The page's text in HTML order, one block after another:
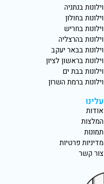
וילונות בנתניה
וילונות בחולון
וילונות בחריש
וילונות בהרצליה
וילונות בבאר יעקב
וילונות בראשון לציון
וילונות בבת ים
וילונות ברמת השרון
עלינו
אודות
המלצות
תמונות
מדיניות פרטיות
צור קשר